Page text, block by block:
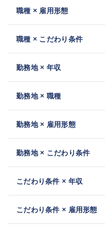
職種 × 雇用形態
職種 × こだわり条件
勤務地 × 年収
勤務地 × 職種
勤務地 × 雇用形態
勤務地 × こだわり条件
こだわり条件 × 年収
こだわり条件 × 雇用形態